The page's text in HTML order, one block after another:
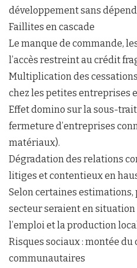
développement sans
Faillites en cascade
Le manque de commande,
l’accès restreint au crédit
Multiplication des
chez les petites entreprises
Effet domino sur la sous-
fermeture d’entreprises
matériaux).
Dégradation des relations
litiges et contentieux en
Selon certaines estimations,
secteur seraient en
l’emploi et la production
Risques sociaux : montée du
communautaires